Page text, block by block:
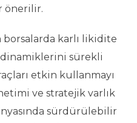
önerilir.
karlı likidite
dinamiklerini sürekli
etkin kullanmayı
ve stratejik varlık
sürdürülebilir